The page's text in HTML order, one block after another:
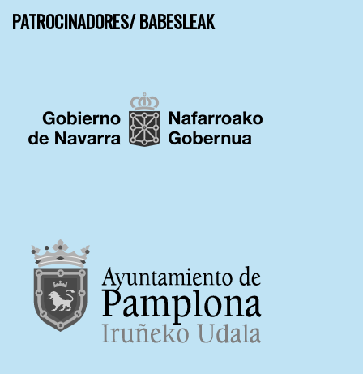
PATROCINADORES/ BABESLEAK